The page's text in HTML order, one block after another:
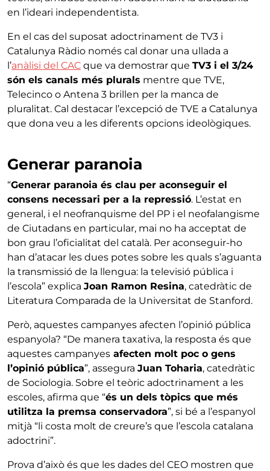
en l’ideari independentista.
En el cas del suposat adoctrinament de TV3 i
Catalunya Ràdio només cal donar una ullada a
l’anàlisi del CAC que va demostrar que TV3 i el 3/24
són els canals més plurals mentre que TVE,
Telecinco o Antena 3 brillen per la manca de
pluralitat. Cal destacar l’excepció de TVE a Catalunya
que dona veu a les diferents opcions ideològiques.
Generar paranoia
“Generar paranoia és clau per aconseguir el
consens necessari per a la repressió. L’estat en
general, i el neofranquisme del PP i el neofalangisme
de Ciutadans en particular, mai no ha acceptat de
bon grau l’oficialitat del català. Per aconseguir-ho
han d’atacar les dues potes sobre les quals s’aguanta
la transmissió de la llengua: la televisió pública i
l’escola” explica Joan Ramon Resina, catedràtic de
Literatura Comparada de la Universitat de Stanford.
Però, aquestes campanyes afecten l’opinió pública
espanyola? “De manera taxativa, la resposta és que
aquestes campanyes afecten molt poc o gens
l’opinió pública”, assegura Juan Toharia, catedràtic
de Sociologia. Sobre el teòric adoctrinament a les
escoles, afirma que “és un dels tòpics que més
utilitza la premsa conservadora”, si bé a l’espanyol
mitjà “li costa molt de creure’s que l’escola catalana
adoctrini”.
Prova d’això és que les dades del CEO mostren que